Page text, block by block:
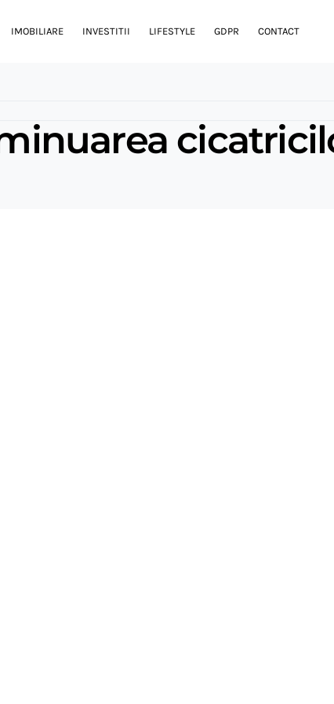
IMOBILIARE INVESTITII LIFESTYLE GDPR CONTACT